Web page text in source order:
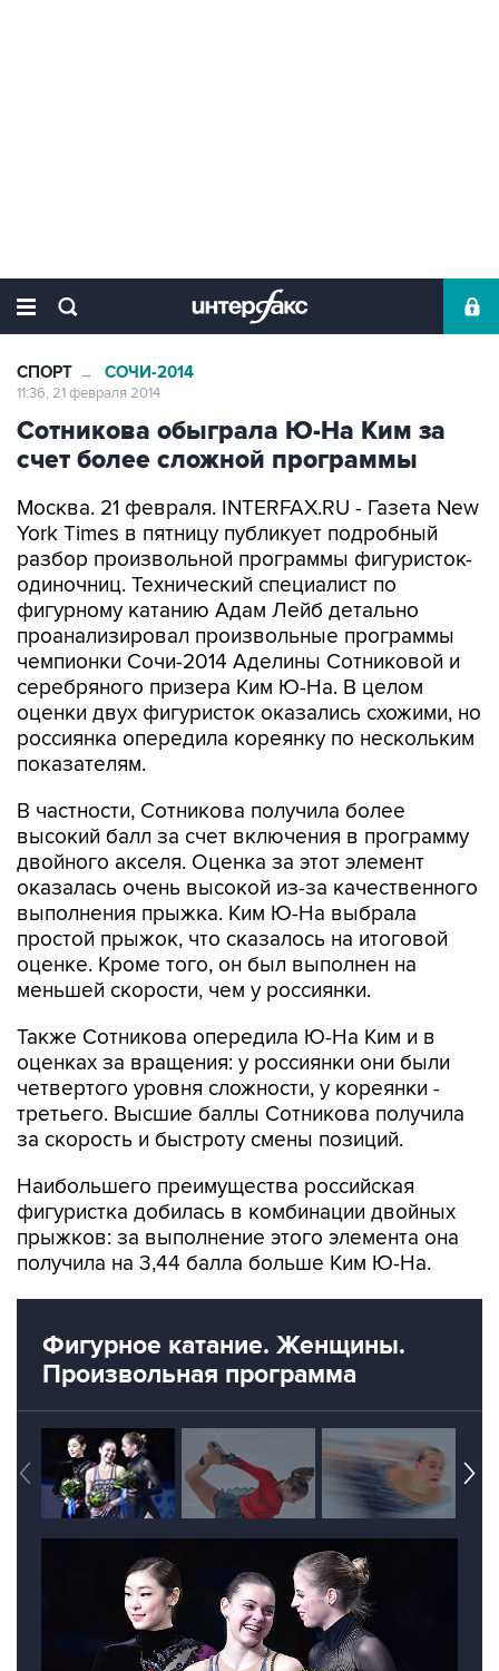
СПОРТ → СОЧИ-2014
11:36, 21 февраля 2014
Сотникова обыграла Ю-На Ким за
счет более сложной программы
Москва. 21 февраля. INTERFAX.RU - Газета New
York Times в пятницу публикует подробный
разбор произвольной программы фигуристок-
одиночниц. Технический специалист по
фигурному катанию Адам Лейб детально
проанализировал произвольные программы
чемпионки Сочи-2014 Аделины Сотниковой и
серебряного призера Ким Ю-На. В целом
оценки двух фигуристок оказались схожими, но
россиянка опередила кореянку по нескольким
показателям.
В частности, Сотникова получила более
высокий балл за счет включения в программу
двойного акселя. Оценка за этот элемент
оказалась очень высокой из-за качественного
выполнения прыжка. Ким Ю-На выбрала
простой прыжок, что сказалось на итоговой
оценке. Кроме того, он был выполнен на
меньшей скорости, чем у россиянки.
Также Сотникова опередила Ю-На Ким и в
оценках за вращения: у россиянки они были
четвертого уровня сложности, у кореянки -
третьего. Высшие баллы Сотникова получила
за скорость и быстроту смены позиций.
Наибольшего преимущества российская
фигуристка добилась в комбинации двойных
прыжков: за выполнение этого элемента она
получила на 3,44 балла больше Ким Ю-На.
Фигурное катание. Женщины.
Произвольная программа